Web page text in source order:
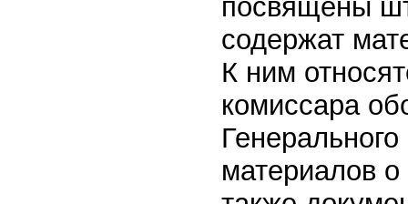
посвящены
содержат
К ним
комиссара
материалов